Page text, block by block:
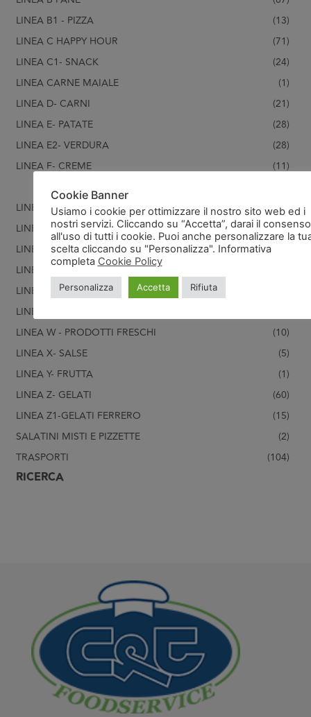
LINEA B1 - PIZZA
(13)
LINEA C HAPPY HOUR
(71)
LINEA C1- SNACK
(24)
LINEA CARNE MAIALE
(1)
LINEA D- CARNI
(21)
LINEA E- PATATE
(28)
LINEA E2- VERDURA
(28)
LINEA F- CREME
(11)
LINEA FORMAGGIO
(1)
LINEA G- PASTICCERIA
(119)
LINEA G1- PASTICCERIA SALATA
LINEA H- PESCE/CROSTACEI
LINEA U - ATTREZZATURA
LINEA V- PASTA FRESCA
LINEA W - PRODOTTI FRESCHI
(10)
LINEA X- SALSE
(5)
LINEA Y- FRUTTA
(1)
LINEA Z- GELATI
(60)
LINEA Z1-GELATI FERRERO
(15)
SALATINI MISTI E PIZZETTE
(2)
TRASPORTI
(104)
RICERCA
Cookie Banner
Usiamo i cookie per ottimizzare il nostro sito web ed i
nostri servizi. Cliccando su “Accetta”, darai il consenso
all'uso di tutti i cookie. Puoi anche personalizzare la
scelta cliccando su "Personalizza". Informativa
completa Cookie Policy
Personalizza Accetta Rifiuta